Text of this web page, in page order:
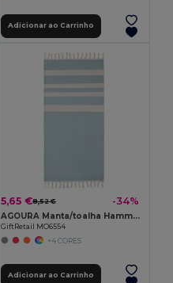
Adicionar ao Carrinho
5,65 €8,52 € -34%
AGOURA Manta/toalha Hamman 140 gr/m² MO6554-
GiftRetail MO6554
+4 CORES
Adicionar ao Carrinho